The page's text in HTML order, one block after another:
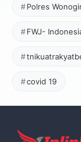
Polres
FWJ-
covid 19